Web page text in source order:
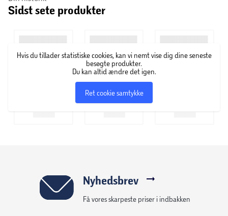
Om Faunakram
dansk webshop med kornfrit foder til kæledyr. Der kom
løbende nye produkter til sortimentet, og i 2018 voksede
virksomheden ved blandt andet at ekspandere til hele
Skandinavien. Hos Faunakram finder man både helfoder
og godbidder til hunde og katte i alle aldre og størrelser.
Sidst sete produkter
Hvis du tillader statistiske cookies, kan vi nemt vise dig dine seneste
besøgte produkter.
Du kan altid ændre det igen.
Ret cookie samtykke
Nyhedsbrev
Få vores skarpeste priser i indbakken